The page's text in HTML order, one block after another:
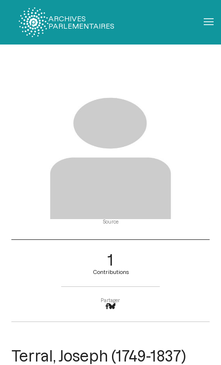
ARCHIVES
PARLEMENTAIRES
Source
1
Contributions
Partager
Terral, Joseph (1749-1837)